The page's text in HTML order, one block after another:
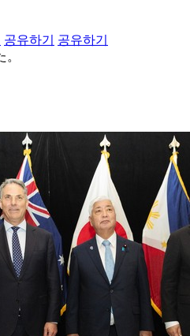
공유하기
공유하기